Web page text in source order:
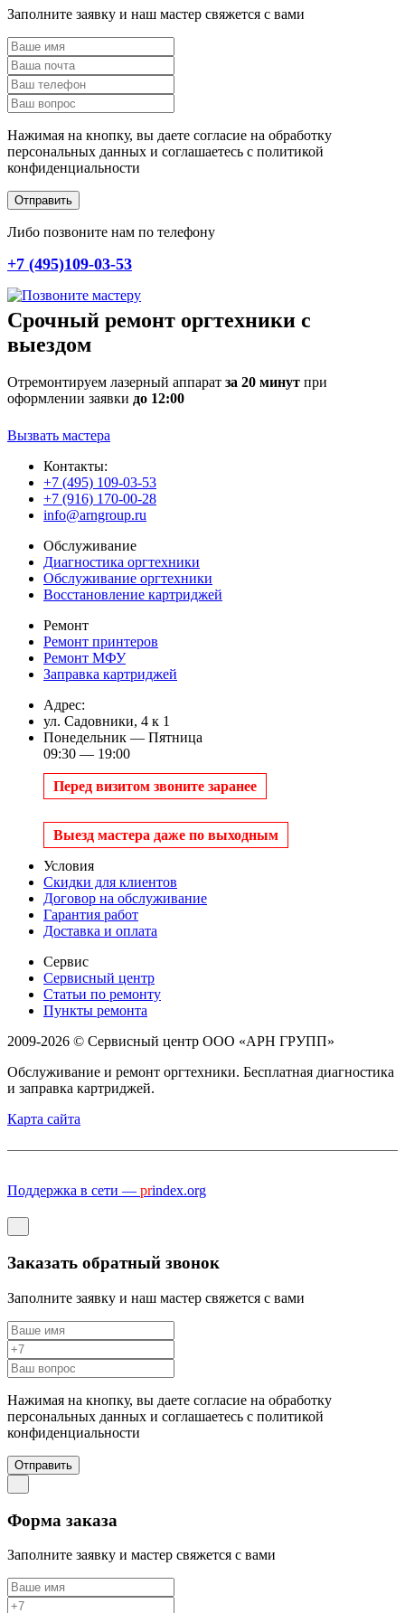
Заполните заявку и наш мастер свяжется с вами
Нажимая на кнопку, вы даете согласие на обработку
персональных данных и соглашаетесь c политикой
конфиденциальности
Отправить
Либо позвоните нам по телефону
+7 (495)109-03-53
Срочный ремонт оргтехники с
выездом
Отремонтируем лазерный аппарат за 20 минут при
оформлении заявки до 12:00
Вызвать мастера
Контакты:
+7 (495) 109-03-53
+7 (916) 170-00-28
info@arngroup.ru
Обслуживание
Диагностика оргтехники
Обслуживание оргтехники
Восстановление картриджей
Ремонт
Ремонт принтеров
Ремонт МФУ
Заправка картриджей
Адрес:
ул. Садовники, 4 к 1
Понедельник — Пятница
09:30 — 19:00
Перед визитом звоните заранее
Выезд мастера даже по выходным
Условия
Скидки для клиентов
Договор на обслуживание
Гарантия работ
Доставка и оплата
Сервис
Сервисный центр
Статьи по ремонту
Пункты ремонта
2009-2026 © Сервисный центр ООО «АРН ГРУПП»
Обслуживание и ремонт оргтехники. Бесплатная диагностика
и заправка картриджей.
Карта сайта
Поддержка в сети — prindex.org
Заказать обратный звонок
Заполните заявку и наш мастер свяжется с вами
Нажимая на кнопку, вы даете согласие на обработку
персональных данных и соглашаетесь c политикой
конфиденциальности
Отправить
Форма заказа
Заполните заявку и мастер свяжется с вами